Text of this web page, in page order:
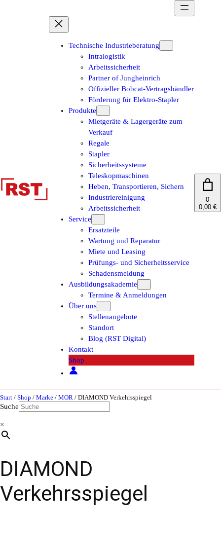
Technische Industrieberatung
Intralogistik
Arbeitssicherheit
Partner of Jungheinrich
Offizieller Bobcat-Vertragshändler
Förderung für Elektro-Stapler
Produkte
Mietgeräte & Lagergeräte zum
Verkauf
Regale
Stapler
Sicherheitssysteme
Teleskopmaschinen
Heben, Transportieren, Sichern
Industriereinigung
Arbeitssicherheit
Service
Ersatzteile
Wartung und Reparatur
Miete und Leasing
Prüfungs- und Sicherheitsservice
Schadensmeldung
Ausbildungsakademie
Termine & Anmeldungen
Über uns
Stellenangebote
Standort
Blog (RST Digital)
Kontakt
Shop
0
0,00 €
Start / Shop / Marke / MOR / DIAMOND Verkehrsspiegel
Suche
×
DIAMOND
Verkehrsspiegel